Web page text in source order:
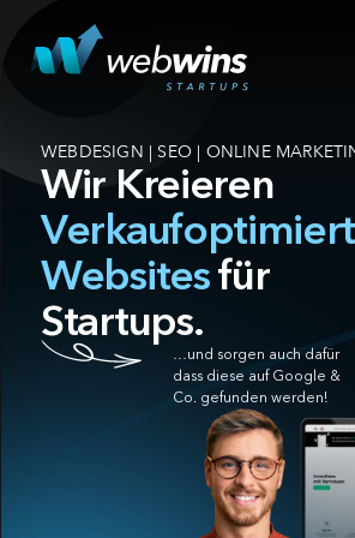
WEBDESIGN | SEO | ONLINE
Wir Kreieren
Websitesfür
Startups.
…und sorgen auch dafür
dass diese auf Google &
Co. gefunden werden!